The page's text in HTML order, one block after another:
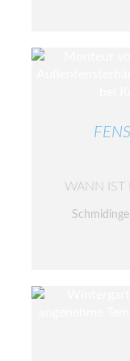
WANN IST